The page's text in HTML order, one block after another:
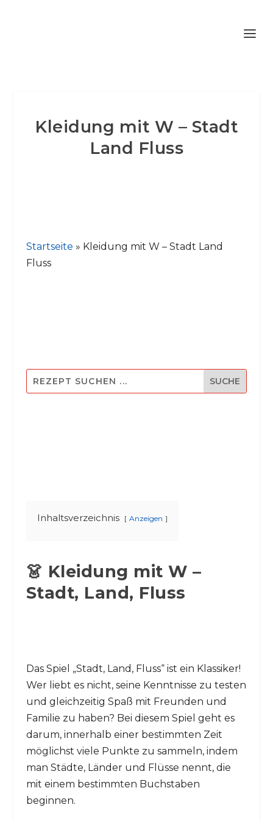
Kleidung mit W – Stadt
Land Fluss
Startseite » Kleidung mit W – Stadt Land
Fluss
Inhaltsverzeichnis Anzeigen
👗 Kleidung mit W –
Stadt, Land, Fluss
Das Spiel „Stadt, Land, Fluss“ ist ein Klassiker!
Wer liebt es nicht, seine Kenntnisse zu testen
und gleichzeitig Spaß mit Freunden und
Familie zu haben? Bei diesem Spiel geht es
darum, innerhalb einer bestimmten Zeit
möglichst viele Punkte zu sammeln, indem
man Städte, Länder und Flüsse nennt, die
mit einem bestimmten Buchstaben
beginnen.